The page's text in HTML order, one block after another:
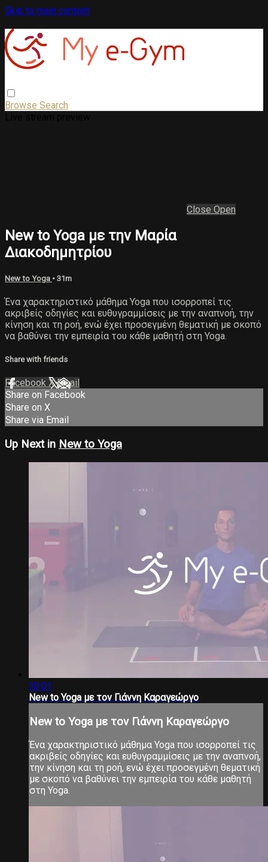
Skip to main content
Browse Search
Close Open
New to Yoga με την Μαρία
Διακοδημητρίου
New to Yoga • 31m
Ένα χαρακτηριστικό μάθημα Yoga που ισορροπεί τις
ακριβείς οδηγίες και ευθυγραμμίσεις με την αναπνοή, την
κίνηση και τη ροή, ενώ έχει προσεγμένη θεματική με σκοπό
να βαθύνει την εμπειρία του κάθε μαθητή στη Yoga.
Share with friends
Facebook XEmail
Share on Facebook
Share on X
Share via Email
Up Next in New to Yoga
30:01
New to Yoga με τον Γιάννη Καραγεώργο
New to Yoga με τον Γιάννη Καραγεώργο
Ένα χαρακτηριστικό μάθημα Yoga που ισορροπεί τις
ακριβείς οδηγίες και ευθυγραμμίσεις με την αναπνοή,
την κίνηση και τη ροή, ενώ έχει προσεγμένη θεματική
με σκοπό να βαθύνει την εμπειρία του κάθε μαθητή
στη Yoga.